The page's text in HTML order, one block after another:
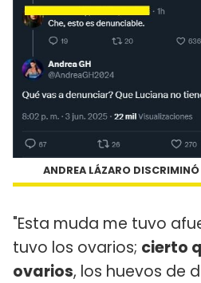
ANDREA LÁZARO
"Esta muda me tuvo
tuvo los ovarios; cierto
ovarios, los huevos de